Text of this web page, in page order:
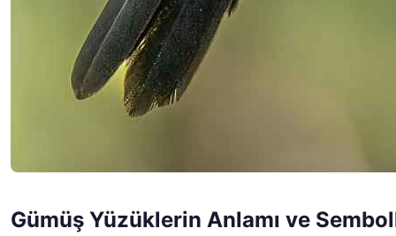
Gümüş Yüzüklerin Anlamı ve